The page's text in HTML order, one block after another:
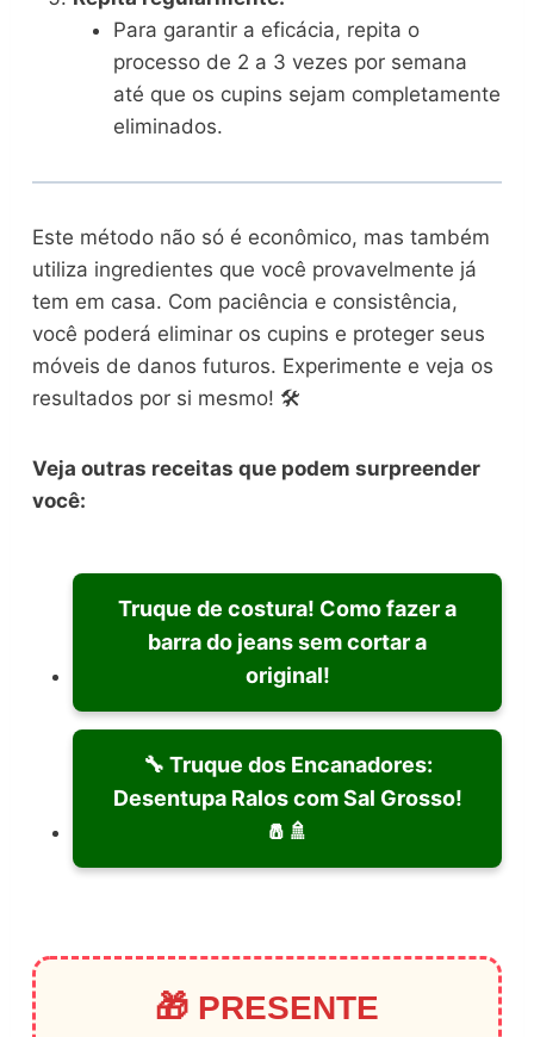
Para garantir a eficácia, repita o
processo de 2 a 3 vezes por semana
até que os cupins sejam completamente
eliminados.
Este método não só é econômico, mas também
utiliza ingredientes que você provavelmente já
tem em casa. Com paciência e consistência,
você poderá eliminar os cupins e proteger seus
móveis de danos futuros. Experimente e veja os
resultados por si mesmo! 🛠️
Veja outras receitas que podem surpreender
você:
Truque de costura! Como fazer a
barra do jeans sem cortar a
original!
🔧 Truque dos Encanadores:
Desentupa Ralos com Sal Grosso!
🧂🚿
🎁 PRESENTE